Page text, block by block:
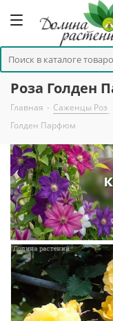
Роза Голден
Главная - Саженцы Роз
Голден Парфюм